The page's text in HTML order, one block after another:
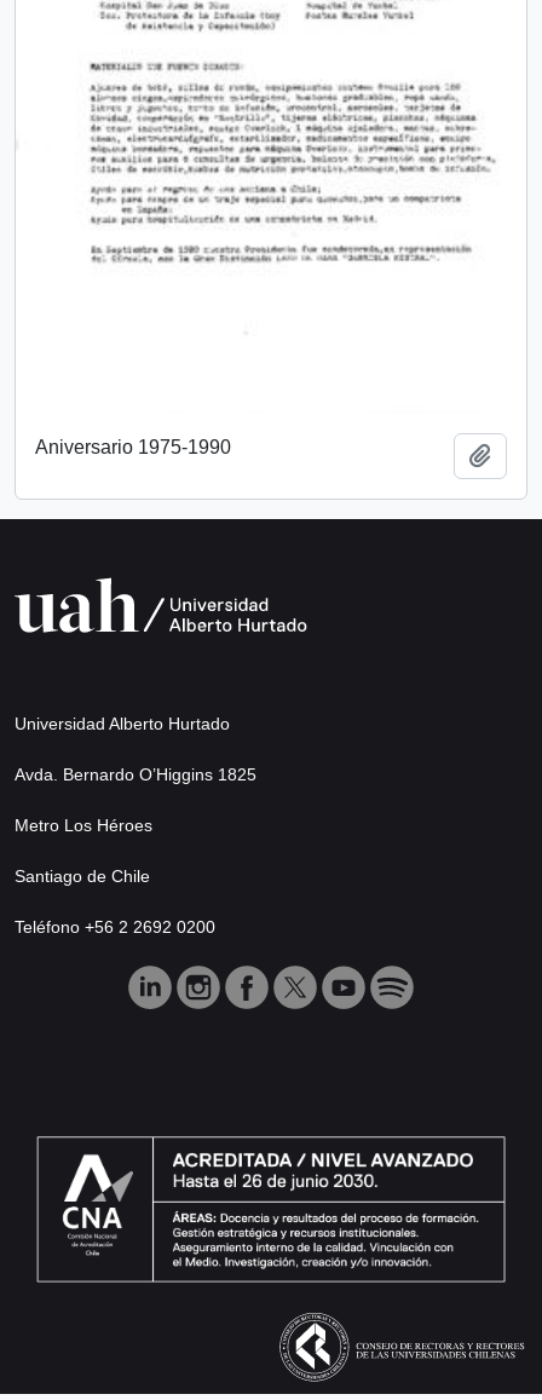
Aniversario 1975-1990
Universidad Alberto Hurtado
Avda. Bernardo O’Higgins 1825
Metro Los Héroes
Santiago de Chile
Teléfono +56 2 2692 0200